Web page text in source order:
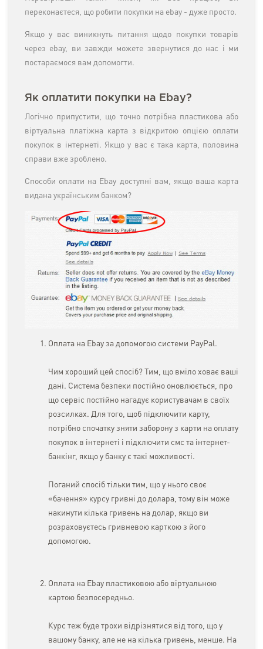
переконаєтеся, що робити покупки на ebay - дуже просто.
Якщо у вас виникнуть питання щодо покупки товарів
через ebay, ви завжди можете звернутися до нас і ми
постараємося вам допомогти.
Як оплатити покупки на Ebay?
Логічно припустити, що точно потрібна пластикова або
віртуальна платіжна карта з відкритою опцією оплати
покупок в інтернеті. Якщо у вас є така карта, половина
справи вже зроблено.
Способи оплати на Ebay доступні вам, якщо ваша карта
видана українським банком?
Оплата на Ebay за допомогою системи PayPal.
Чим хороший цей спосіб? Тим, що вміло ховає ваші
дані. Система безпеки постійно оновлюється, про
що сервіс постійно нагадує користувачам в своїх
розсилках. Для того, щоб підключити карту,
потрібно спочатку зняти заборону з карти на оплату
покупок в інтернеті і підключити смс та інтернет-
банкінг, якщо у банку є такі можливості.
Поганий спосіб тільки тим, що у нього своє
«бачення» курсу гривні до долара, тому він може
накинути кілька гривень на долар, якщо ви
розраховуєтесь гривневою карткою з його
допомогою.
Оплата на Ebay пластиковою або віртуальною
картою безпосередньо.
Курс теж буде трохи відрізнятися від того, що у
вашому банку, але не на кілька гривень, менше. На